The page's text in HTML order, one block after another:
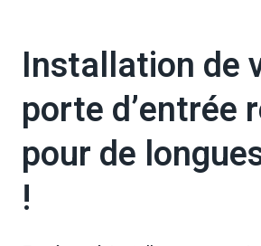
Installation de
porte d’entrée
pour de
!